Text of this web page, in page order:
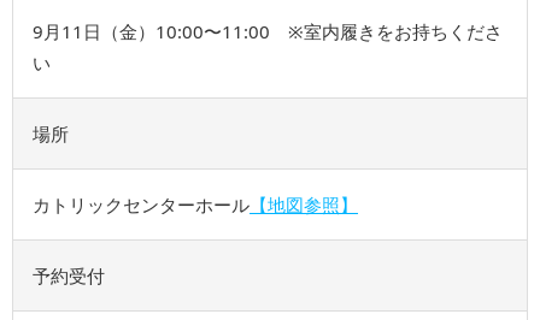
9⽉11⽇（金）10:00〜11:00 ※室内履きをお持ちくださ
い
場所
カトリックセンターホール 【地図参照】
予約受付